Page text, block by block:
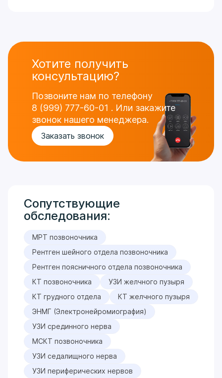
Заказать звонок
Хотите получить
консультацию?
Позвоните нам по телефону
8 (999) 777-60-01 . Или закажите
звонок нашего менеджера.
Сопутствующие
обследования:
МРТ позвоночника
Рентген шейного отдела позвоночника
Рентген поясничного отдела позвоночника
КТ позвоночника
УЗИ желчного пузыря
КТ грудного отдела
КТ желчного пузыря
ЭНМГ (Электронейромиография)
УЗИ срединного нерва
МСКТ позвоночника
УЗИ седалищного нерва
УЗИ периферических нервов